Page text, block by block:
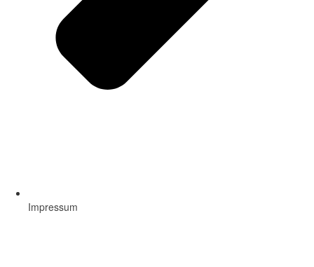
Impressum